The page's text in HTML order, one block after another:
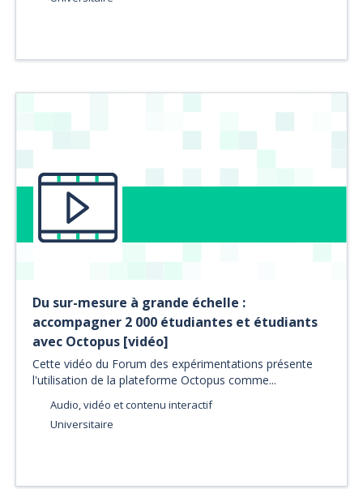
Du sur-mesure à grande échelle :
accompagner 2 000 étudiantes et étudiants
avec Octopus [vidéo]
Cette vidéo du Forum des expérimentations présente
l'utilisation de la plateforme Octopus comme...
Audio, vidéo et contenu interactif
Universitaire